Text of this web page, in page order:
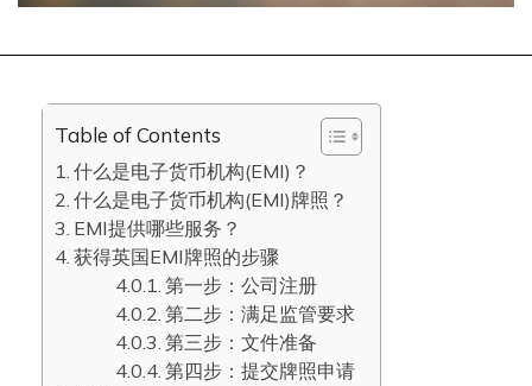
Table of Contents
什么是电子货币机构(EMI)？
什么是电子货币机构(EMI)牌照？
EMI提供哪些服务？
获得英国EMI牌照的步骤
第一步：公司注册
第二步：满足监管要求
第三步：文件准备
第四步：提交牌照申请